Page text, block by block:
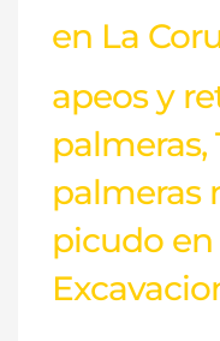
en La
apeos y
palmeras,
palmeras
picudo en